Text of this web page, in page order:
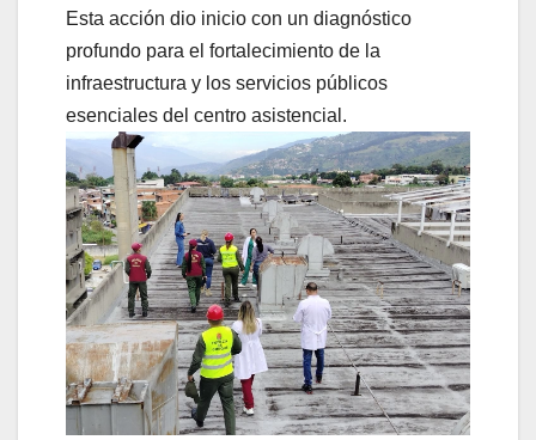
Esta acción dio inicio con un diagnóstico
profundo para el fortalecimiento de la
infraestructura y los servicios públicos
esenciales del centro asistencial.